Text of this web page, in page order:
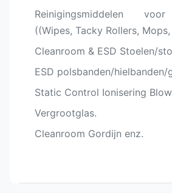
Reinigingsmiddelen
((Wipes, Tacky Rollers,
Cleanroom & ESD Stoelen/
ESD polsbanden/hielbanden/
Static Control Ionisering
Vergrootglas.
Cleanroom Gordijn enz.